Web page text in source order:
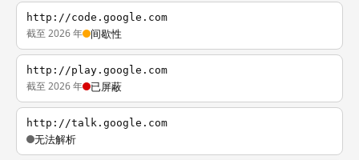
http://code.google.com
截至 2026 年 间歇性
http://play.google.com
截至 2026 年 已屏蔽
http://talk.google.com
无法解析